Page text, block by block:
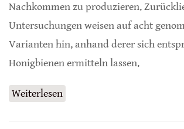
Nachkommen zu produzieren.
Untersuchungen weisen auf acht
Varianten hin, anhand derer sich
Honigbienen ermitteln lassen.
Weiterlesen